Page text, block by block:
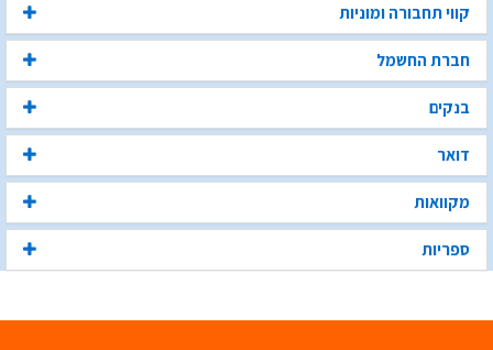
קווי תחבורה ומוניות
חברת החשמל
בנקים
דואר
מקוואות
ספריות